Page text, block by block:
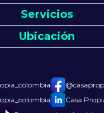
Servicios
Ubicación
Casa